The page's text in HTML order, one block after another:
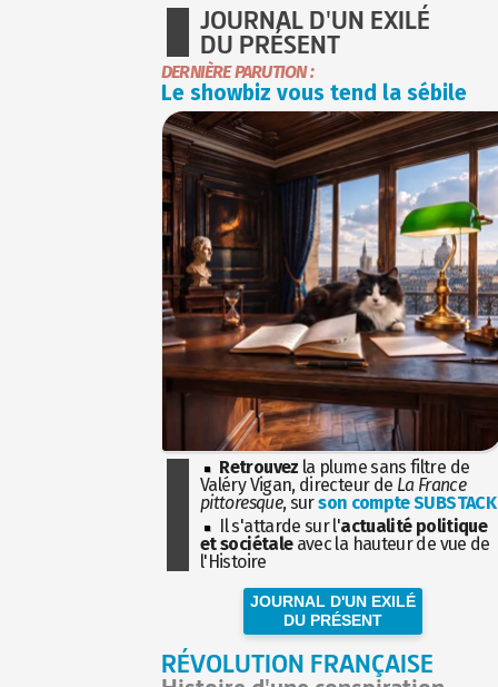
JOURNAL D'UN EXILÉ
DU PRÉSENT
DERNIÈRE PARUTION :
Le showbiz vous tend la sébile
Retrouvez la plume sans filtre de
Valéry Vigan, directeur de La France
pittoresque, surson compte SUBSTACK
Il s'attarde sur l'actualité politique
et sociétaleavec la hauteur de vue de
l'Histoire
JOURNAL D'UN EXILÉ
DU PRÉSENT
RÉVOLUTION FRANÇAISE